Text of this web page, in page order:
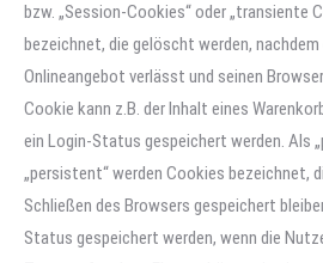
bzw. „Session-Cookies“ oder „transiente
bezeichnet, die gelöscht werden,
Onlineangebot verlässt und seinen
Cookie kann z.B. der Inhalt eines
ein Login-Status gespeichert werden. Als
„persistent“ werden Cookies bezeichnet,
Schließen des Browsers gespeichert
Status gespeichert werden, wenn die